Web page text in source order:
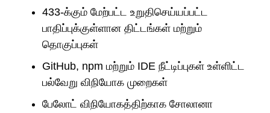
433-க்கும் மேற்பட்ட உறுதிசெய்யப்பட்ட
பாதிப்புக்குள்ளான திட்டங்கள் மற்றும்
தொகுப்புகள்
GitHub, npm மற்றும் IDE நீட்டிப்புகள் உள்ளிட்ட
பல்வேறு விநியோக முறைகள்
பேலோட் விநியோகத்திற்காக சோலானா